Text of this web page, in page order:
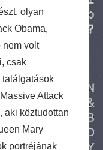
olyan
Obama,
nem volt
csak
Attack
aki köztudottan
Mary
portréjának